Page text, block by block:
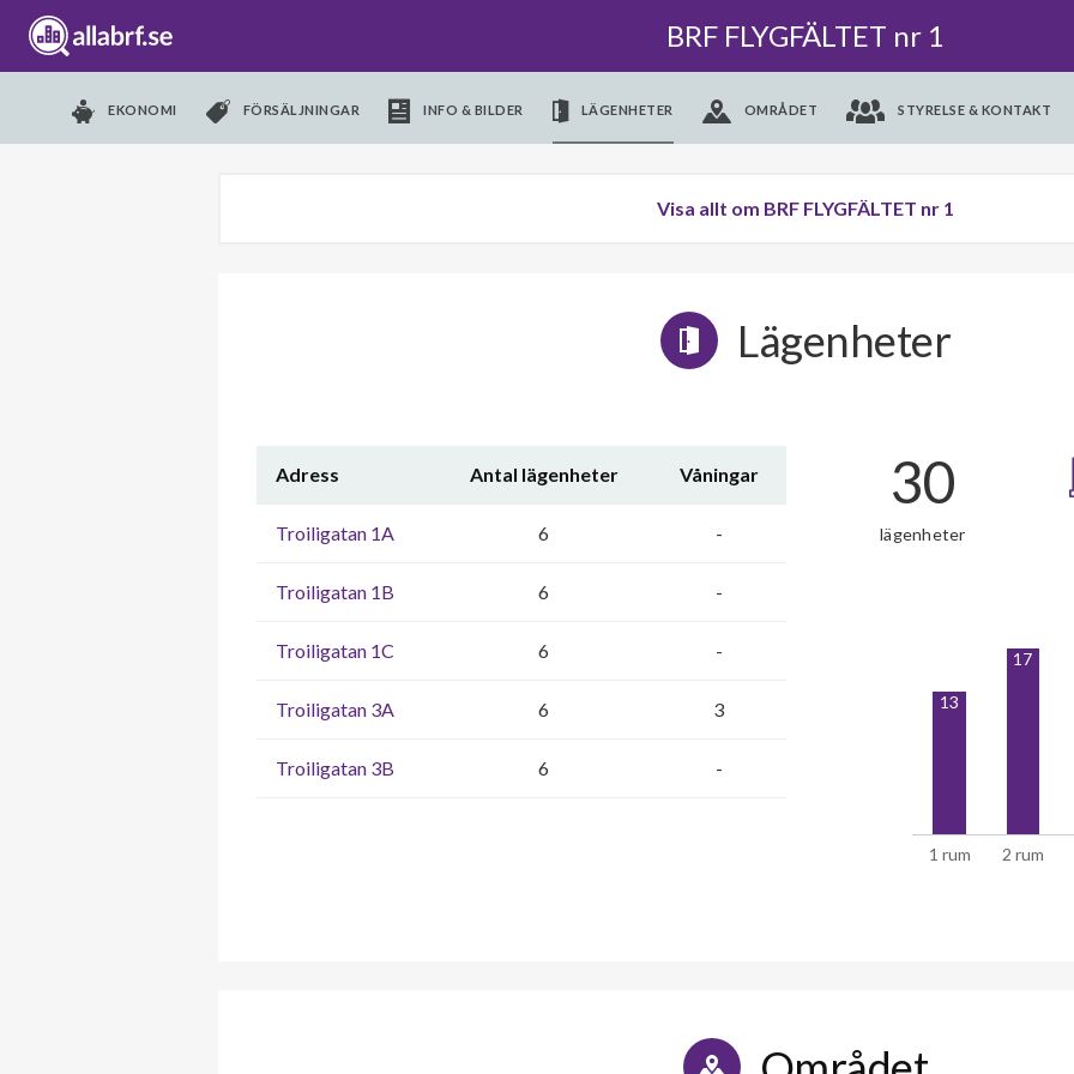
BRF FLYGFÄLTET nr 1
EKONOMI FÖRSÄLJNINGAR INFO & BILDER LÄGENHETER OMRÅDET STYRELSE & KONTAKT
Visa allt om BRF FLYGFÄLTET nr 1
Lägenheter
Adress Antal lägenheter Våningar
Troiligatan 1A 6 -
Troiligatan 1B 6 -
Troiligatan 1C 6 -
Troiligatan 3A 6 3
Troiligatan 3B 6 -
30
lägenheter
1 rum 2 rum
13
17